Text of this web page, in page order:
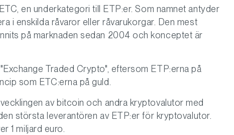
en underkategori till ETP:er. Som namnet antyder
i enskilda råvaror eller råvarukorgar. Den mest
på marknaden sedan 2004 och konceptet är
Traded Crypto", eftersom ETP:erna på
som ETC:erna på guld.
av bitcoin och andra kryptovalutor med
största leverantören av ETP:er för kryptovalutor.
1 miljard euro.